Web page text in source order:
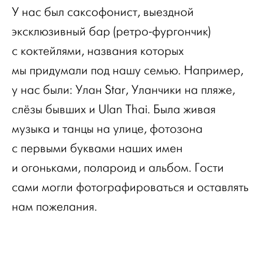
У нас был саксофонист, выездной
эксклюзивный бар (ретро-фургончик)
с коктейлями, названия которых
мы придумали под нашу семью. Например,
у нас были: Улан Star, Уланчики на пляже,
слёзы бывших и Ulan Thai. Была живая
музыка и танцы на улице, фотозона
с первыми буквами наших имен
и огоньками, полароид и альбом. Гости
сами могли фотографироваться и оставлять
нам пожелания.